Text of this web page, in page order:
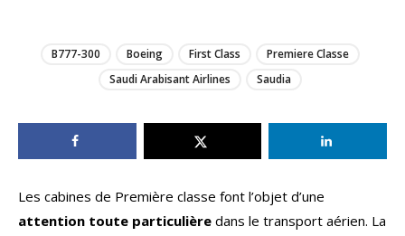
B777-300 Boeing First Class
Premiere Classe
Saudi Arabisant Airlines
Saudia
Les cabines de Première classe font l’objet d’une
attention toute particulière dans le transport aérien. La